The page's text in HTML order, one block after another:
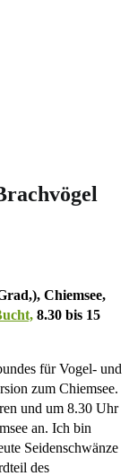
Chiemsee,
8.30 bis 15
für Vogel- und
zum Chiemsee.
und um 8.30 Uhr
an. Ich bin
Seidenschwänze
des